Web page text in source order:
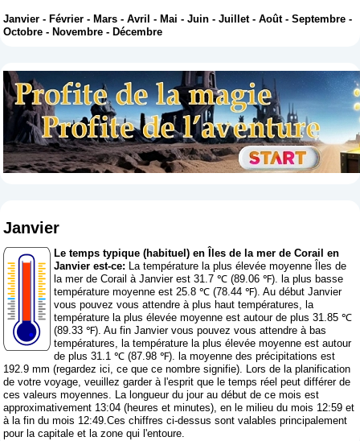
Janvier -Février -Mars -Avril -Mai -Juin -Juillet-Août-Septembre -
Octobre -Novembre -Décembre
Janvier
Le temps typique (habituel) en Îles de la mer de Corail en
Janvier est-ce: La température la plus élevée moyenne Îles de
la mer de Corail à Janvier est 31.7 ℃ (89.06 ℉). la plus basse
température moyenne est 25.8 ℃ (78.44 ℉). Au début Janvier
vous pouvez vous attendre à plus haut températures, la
température la plus élevée moyenne est autour de plus 31.85 ℃
(89.33 ℉). Au fin Janvier vous pouvez vous attendre à bas
températures, la température la plus élevée moyenne est autour
de plus 31.1 ℃ (87.98 ℉). la moyenne des précipitations est
192.9 mm (regardez ici, ce que ce nombre signifie). Lors de la planification
de votre voyage, veuillez garder à l'esprit que le temps réel peut différer de
ces valeurs moyennes. La longueur du jour au début de ce mois est
approximativement 13:04 (heures et minutes), en le milieu du mois 12:59 et
à la fin du mois 12:49.Ces chiffres ci-dessus sont valables principalement
pour la capitale et la zone qui l'entoure.